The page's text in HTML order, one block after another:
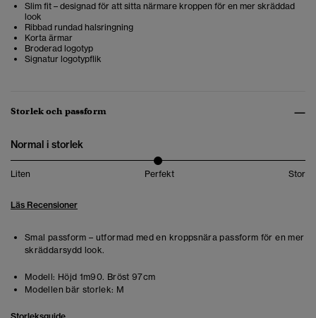
Slim fit – designad för att sitta närmare kroppen för en mer skräddad
look
Ribbad rundad halsringning
Korta ärmar
Broderad logotyp
Signatur logotypflik
Storlek och passform
Normal i storlek
Liten Perfekt Stor
Läs Recensioner
Smal passform – utformad med en kroppsnära passform för en mer
skräddarsydd look.
Modell: Höjd 1m90. Bröst 97cm
Modellen bär storlek: M